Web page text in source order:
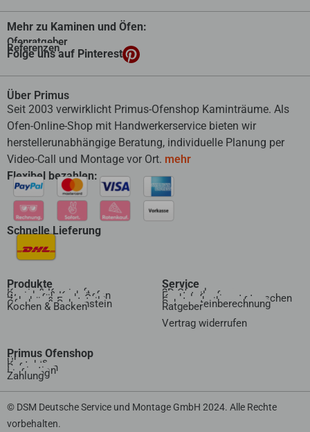
Mehr zu Kaminen und Öfen:
Ofenratgeber
Referenzen
Folge uns auf Pinterest
Über Primus
Seit 2003 verwirklicht Primus-Ofenshop Kaminträume. Als
Ofen-Online-Shop mit Handwerkerservice bieten wir
herstellerunabhängige Beratung, individuelle Planung per
Video-Call und Montage vor Ort. mehr
Flexibel bezahlen:
Schnelle Lieferung
Produkte
Kamin & Kaminofen
Speicher & Kachelofen
Wasserführende Öfen
Zubehör & Ersatzteile
Ofenbau & Schornstein
Kochen & Backen
Service
3D Ofenplanung
Ersatzteilanfrage
Kachelofeneinsatz tauschen
Ersatzscheibenanfrage
Schornsteinberechnung
Ratgeber
Vertrag widerrufen​
Primus Ofenshop
Über uns
Kontakt
Referenzen
Inspiration
Lieferung
Zahlung
© DSM Deutsche Service und Montage GmbH 2024. Alle Rechte
vorbehalten.